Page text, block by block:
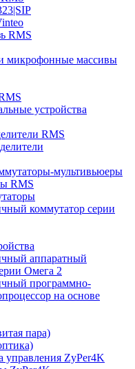
RMS
микрофонные массивы
устройства
RMS
мультивьюеры
RMS
коммутатор серии
аппаратный
Омега 2
программно-
на основе
пара)
управления ZyPer4K